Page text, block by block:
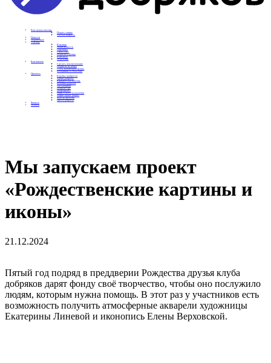
Вам нужна помощь
Подать заявку
Частые вопросы
Новости
Подопечные
О фонде
Команда
Наши ценности
Партнеры
СМИ о нас
Реквизиты фонда
Контакты
Отделения
Как помочь
Сделать пожертвование
Подписка на добро
Стать волонтером фонда
Вечеринки со смыслом
Проекты
Коробка храбрости
Уроки Доброты
Юридическая помощь
Мамины радости
Автодобряки
Добрый торт
Добропробег
Няни особого назначения
Акция «Букет добра»
Фактор времени
Цветы доброты
Бизнесу
Отчеты
Мы запускаем проект
«Рождественские картины и
иконы»
21.12.2024
Пятый год подряд в преддверии Рождества друзья клуба
добряков дарят фонду своё творчество, чтобы оно послужило
людям, которым нужна помощь. В этот раз у участников есть
возможность получить атмосферные акварели художницы
Екатерины Линевой и иконопись Елены Верховской.